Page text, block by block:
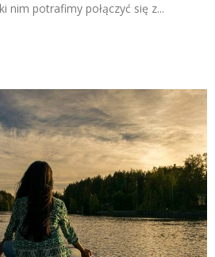
nim potrafimy połączyć się z...